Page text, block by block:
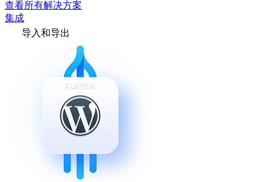
查看所有解决方案
集成
导入和导出